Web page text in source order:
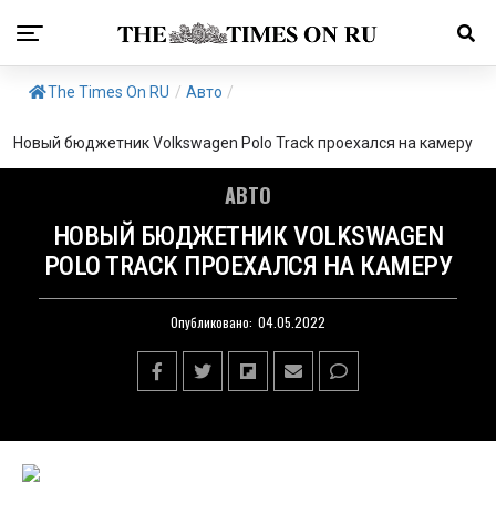
The Times On RU / Авто /
Новый бюджетник Volkswagen Polo Track проехался на камеру
АВТО
НОВЫЙ БЮДЖЕТНИК VOLKSWAGEN
POLO TRACK ПРОЕХАЛСЯ НА КАМЕРУ
Опубликовано: 04.05.2022